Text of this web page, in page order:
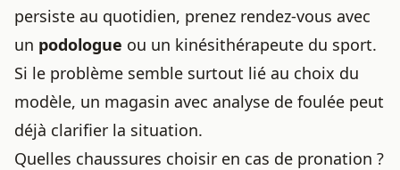
persiste au quotidien, prenez rendez-vous avec
un podologue ou un kinésithérapeute du sport.
Si le problème semble surtout lié au choix du
modèle, un magasin avec analyse de foulée peut
déjà clarifier la situation.
Quelles chaussures choisir en cas de pronation ?